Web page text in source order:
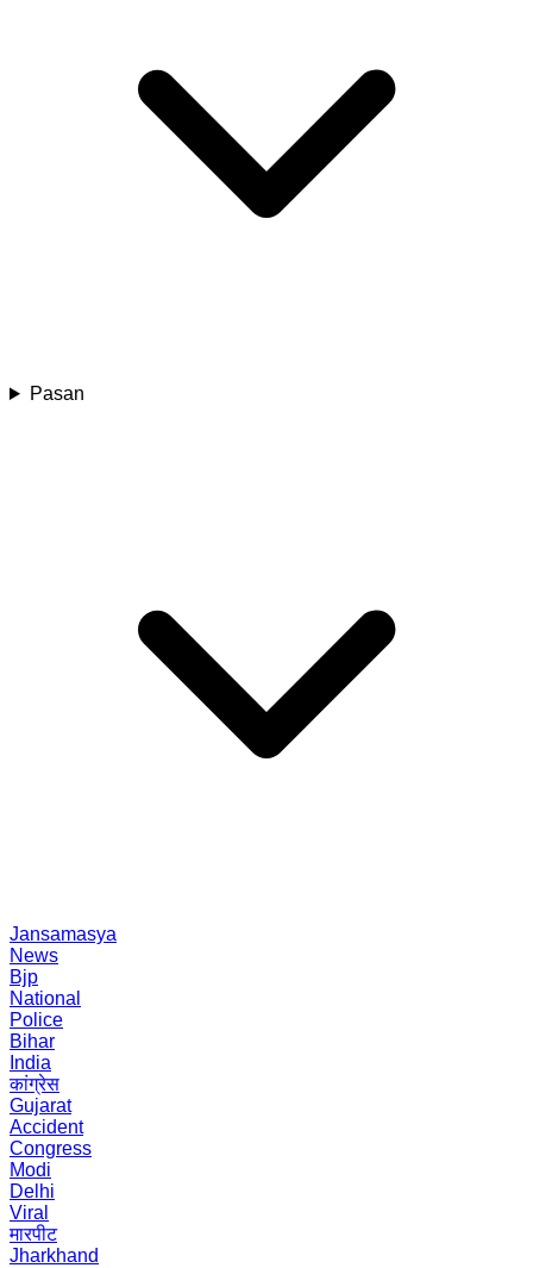
Pasan
Jansamasya
News
Bjp
National
Police
Bihar
India
कांग्रेस
Gujarat
Accident
Congress
Modi
Delhi
Viral
मारपीट
Jharkhand